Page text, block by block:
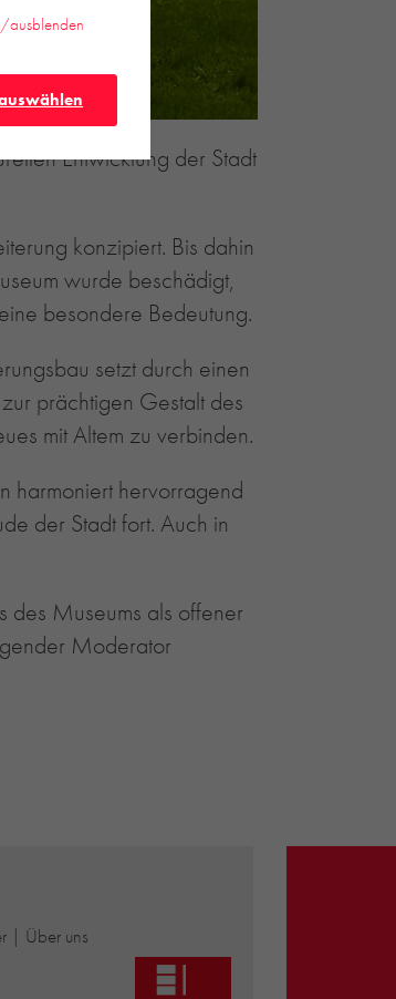
Entwicklung der Stadt
konzipiert. Bis dahin
wurde beschädigt,
besondere Bedeutung.
setzt durch einen
prächtigen Gestalt des
mit Altem zu verbinden.
harmoniert hervorragend
der Stadt fort. Auch in
des Museums als offener
Moderator
| Über uns
ausblenden